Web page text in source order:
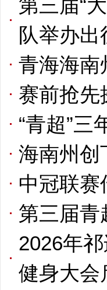
第三届“
队举办出
青海海南
赛前抢先
“青超”三
海南州创
中冠联赛
第三届青
2026年
健身大会